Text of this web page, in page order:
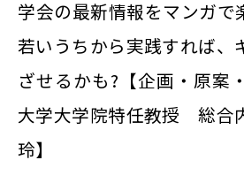
学会の最新情報をマンガで
若いうちから実践すれば、
ざせるかも?【企画・原案
大学大学院特任教授 総
玲】